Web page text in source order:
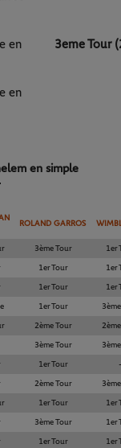
en
3eme Tour
en
en simple
ROLAND GARROS
3ème Tour 1er
1er Tour 1er
1er Tour 1er
1er Tour
2ème Tour
3ème Tour
1er Tour -
2ème Tour
1er Tour 1er
3ème Tour 1er
1er Tour 1er